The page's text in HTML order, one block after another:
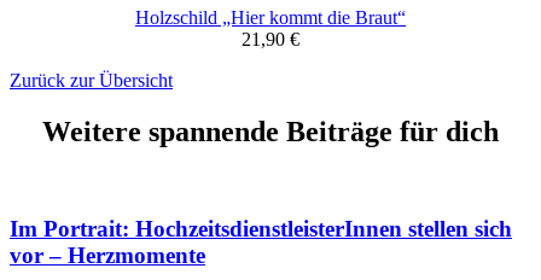
Holzschild „Hier kommt die Braut“
21,90 €
Zurück zur Übersicht
Weitere spannende Beiträge für dich
Im Portrait: HochzeitsdienstleisterInnen stellen sich
vor – Herzmomente